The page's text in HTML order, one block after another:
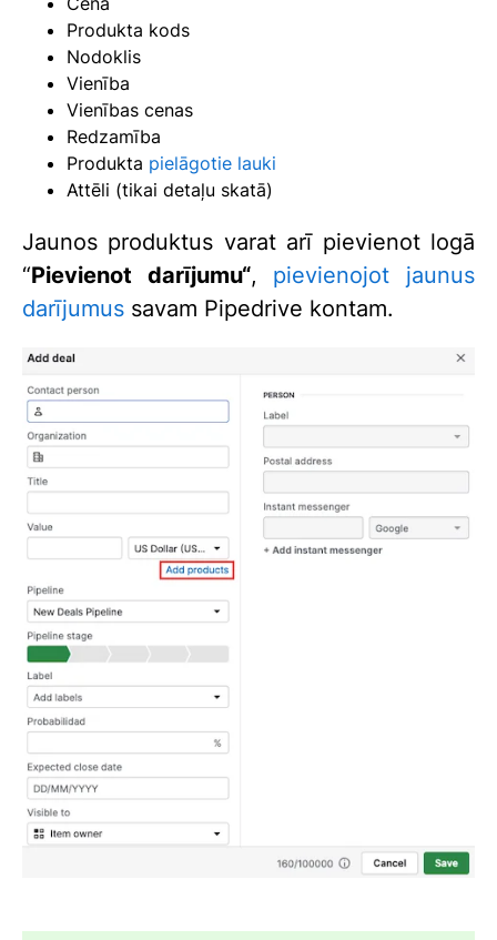
Produkta kods
Nodoklis
Vienība
Vienības cenas
Redzamība
Produkta pielāgotie lauki
Attēli (tikai detaļu skatā)
Jaunos produktus varat arī pievienot logā
“Pievienot darījumu“, pievienojot jaunus
darījumus savam Pipedrive kontam.